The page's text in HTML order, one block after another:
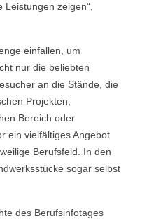
zeigen“,
einfallen, um
nur die beliebten
an die Stände, die
Projekten,
Bereich oder
ein vielfältiges Angebot
Berufsfeld. In den
sogar selbst
des Berufsinfotages